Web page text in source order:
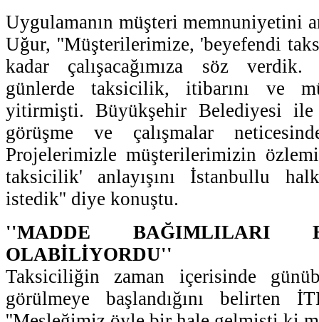
Uygulamanın müşteri memnuniyetini
Uğur, ''Müşterilerimize, 'beyefendi
kadar çalışacağımıza söz
günlerde taksicilik, itibarını ve
yitirmişti. Büyükşehir Belediyesi ile
görüşme ve çalışmalar
Projelerimizle müşterilerimizin
taksicilik' anlayışını İstanbullu
istedik'' diye konuştu.
''MADDE BAĞIMLILARI
OLABİLİYORDU''
Taksiciliğin zaman içerisinde
görülmeye başlandığını belirten